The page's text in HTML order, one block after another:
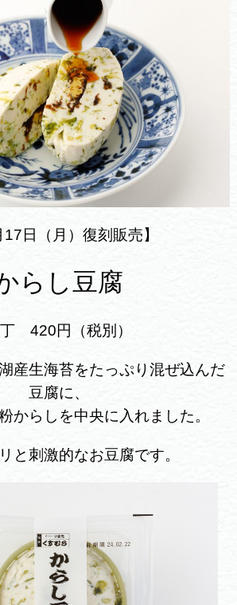
17日（月）復刻販売】
らし豆腐
丁 420円（税別）
産生海苔をたっぷり混ぜ込んだ
豆腐に、
からしを中央に入れました。
と刺激的なお豆腐です。